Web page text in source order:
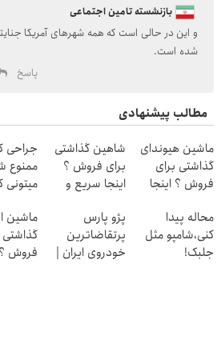
بازنشسته تامین اجتماعی
و این در حالی است که همه شهرهای آمریکا
شده است.
پاسخ
مطالب پیشنهادی
ماشین هیوندای
گذاشتی برای
فروش ؟ اینجا
بفروش
شاهین گذاشتی
برای فروش ؟
اینجا سریع و
جراحی
ممنوع
میتونی
کنی! 👈🏻
محاله پیدا
کنی،شامپو مثل
جلبک!
پژو پارس
پرتقاضاترین
خودروی ایران |
ماشین
گذاشتی
فروش ؟